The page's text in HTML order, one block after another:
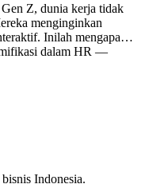
Z, dunia kerja tidak
menginginkan
Inilah mengapa
dalam HR —
badges,
Tujuannya bukan
lebih
Indonesia.